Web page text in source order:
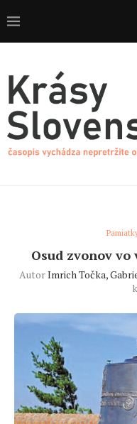
Osud zvonov
AutorImrich Točka,